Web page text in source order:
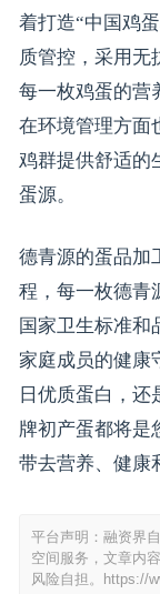
着打造“中国鸡
质管控，采用无
每一枚鸡蛋的营
在环境管理方面
鸡群提供舒适的
蛋源。
德青源的蛋品加
程，每一枚德青
国家卫生标准和
家庭成员的健康
日优质蛋白，
牌初产蛋都将是
带去营养、健康
平台声明：融资界
空间服务，文章内
风险自担。
https://